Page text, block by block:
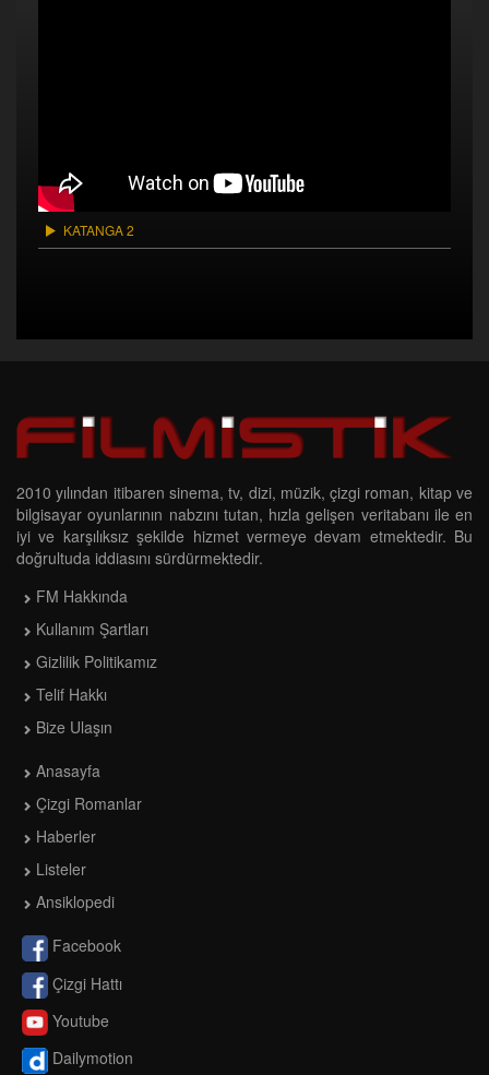
KATANGA 2
2010 yılından itibaren sinema, tv, dizi, müzik, çizgi roman, kitap ve
bilgisayar oyunlarının nabzını tutan, hızla gelişen veritabanı ile en
iyi ve karşılıksız şekilde hizmet vermeye devam etmektedir. Bu
doğrultuda iddiasını sürdürmektedir.
FM Hakkında
Kullanım Şartları
Gizlilik Politikamız
Telif Hakkı
Bize Ulaşın
Anasayfa
Çizgi Romanlar
Haberler
Listeler
Ansiklopedi
Facebook
Çizgi Hattı
Youtube
Dailymotion